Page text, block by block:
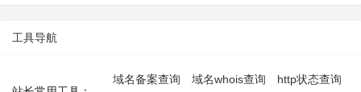
工具导航
域名备案查询 域名whois查询
http状态查询